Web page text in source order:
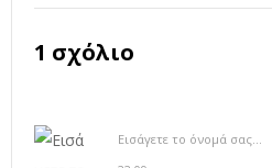
1 σχόλιο
Εισάγετε το όνομά σας...